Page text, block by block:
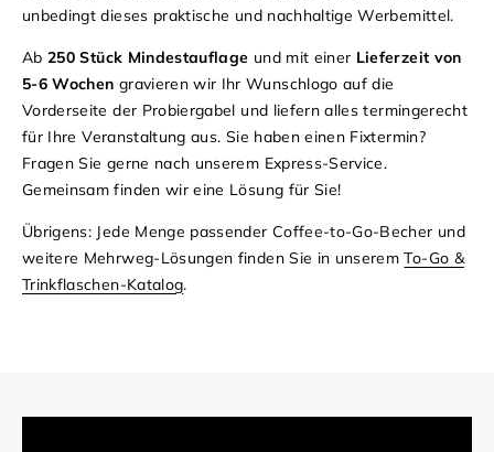
unbedingt dieses praktische und nachhaltige Werbemittel.
Ab250 Stück Mindestauflage und mit einer Lieferzeit von
5-6 Wochen gravieren wir Ihr Wunschlogo auf die
Vorderseite der Probiergabel und liefern alles termingerecht
für Ihre Veranstaltung aus. Sie haben einen Fixtermin?
Fragen Sie gerne nach unserem Express-Service.
Gemeinsam finden wir eine Lösung für Sie!
Übrigens: Jede Menge passender Coffee-to-Go-Becher und
weitere Mehrweg-Lösungen finden Sie in unseremTo-Go &
Trinkflaschen-Katalog.